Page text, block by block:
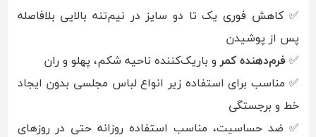
✅ کاهش فوری یک تا دو سایز در نیم‌تنه بالایی بلافاصله
پس از پوشیدن
✅ فرم‌دهنده کمر و باریک‌کننده ناحیه شکم، پهلو و ران
✅ مناسب برای استفاده زیر انواع لباس مجلسی بدون ایجاد
خط و برجستگی
✅ ضد حساسیت، مناسب استفاده روزانه حتی در روزهای